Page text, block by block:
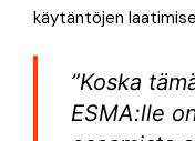
käytäntöjen
”Koska
ESMA:lle